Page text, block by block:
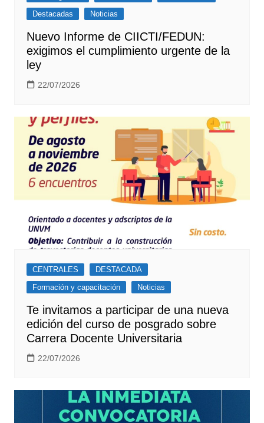
Destacadas
Noticias
Nuevo Informe de CIICTI/FEDUN:
exigimos el cumplimiento urgente de la
ley
22/07/2026
CENTRALES
DESTACADA
Formación y capacitación
Noticias
Te invitamos a participar de una nueva
edición del curso de posgrado sobre
Carrera Docente Universitaria
22/07/2026